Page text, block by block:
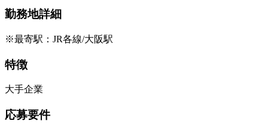
勤務地詳細
※最寄駅：JR各線/大阪駅
特徴
大手企業
応募要件